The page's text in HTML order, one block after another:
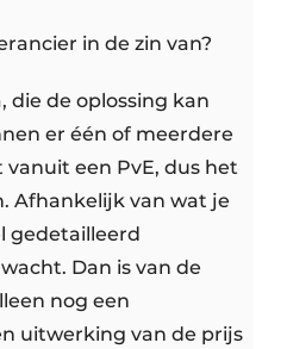
in de zin van?
die de oplossing kan
er één of meerdere
vanuit een PvE, dus het
Afhankelijk van wat je
gedetailleerd
Dan is van de
nog een
uitwerking van de prijs